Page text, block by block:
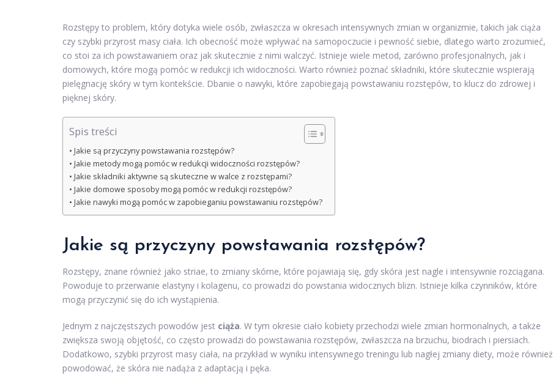
Rozstępy to problem, który dotyka wiele osób, zwłaszcza w okresach intensywnych zmian w organizmie, takich jak ciąża
czy szybki przyrost masy ciała. Ich obecność może wpływać na samopoczucie i pewność siebie, dlatego warto zrozumieć,
co stoi za ich powstawaniem oraz jak skutecznie z nimi walczyć. Istnieje wiele metod, zarówno profesjonalnych, jak i
domowych, które mogą pomóc w redukcji ich widoczności. Warto również poznać składniki, które skutecznie wspierają
pielęgnację skóry w tym kontekście. Dbanie o nawyki, które zapobiegają powstawaniu rozstępów, to klucz do zdrowej i
pięknej skóry.
Spis treści
Jakie są przyczyny powstawania rozstępów?
Jakie metody mogą pomóc w redukcji widoczności rozstępów?
Jakie składniki aktywne są skuteczne w walce z rozstępami?
Jakie domowe sposoby mogą pomóc w redukcji rozstępów?
Jakie nawyki mogą pomóc w zapobieganiu powstawaniu rozstępów?
Jakie są przyczyny powstawania rozstępów?
Rozstępy, znane również jako striae, to zmiany skórne, które pojawiają się, gdy skóra jest nagle i intensywnie rozciągana.
Powoduje to przerwanie elastyny i kolagenu, co prowadzi do powstania widocznych blizn. Istnieje kilka czynników, które
mogą przyczynić się do ich wystąpienia.
Jednym z najczęstszych powodów jest ciąża. W tym okresie ciało kobiety przechodzi wiele zmian hormonalnych, a także
zwiększa swoją objętość, co często prowadzi do powstawania rozstępów, zwłaszcza na brzuchu, biodrach i piersiach.
Dodatkowo, szybki przyrost masy ciała, na przykład w wyniku intensywnego treningu lub nagłej zmiany diety, może również
powodować, że skóra nie nadąża z adaptacją i pęka.